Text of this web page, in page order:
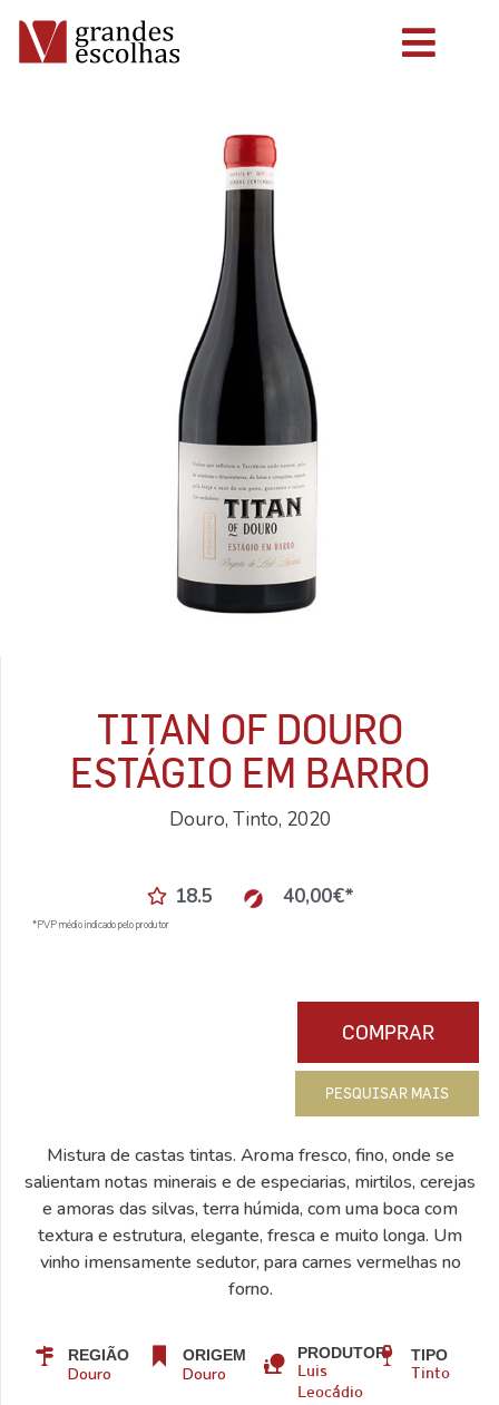
TITAN OF DOURO
ESTÁGIO EM BARRO
Douro, Tinto, 2020
18.5 40,00€*
*PVP médio indicado pelo produtor
COMPRAR
PESQUISAR MAIS
Mistura de castas tintas. Aroma fresco, fino, onde se
salientam notas minerais e de especiarias, mirtilos, cerejas
e amoras das silvas, terra húmida, com uma boca com
textura e estrutura, elegante, fresca e muito longa. Um
vinho imensamente sedutor, para carnes vermelhas no
forno.
REGIÃO
Douro
ORIGEM
Douro
PRODUTOR
Luis
Leocádio
TIPO
Tinto